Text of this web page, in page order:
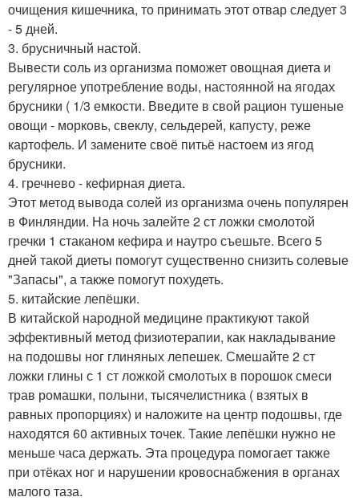
очищения кишечника, то принимать этот отвар следует 3
- 5 дней.
3. брусничный настой.
Вывести соль из организма поможет овощная диета и
регулярное употребление воды, настоянной на ягодах
брусники ( 1/3 емкости. Введите в свой рацион тушеные
овощи - морковь, свеклу, сельдерей, капусту, реже
картофель. И замените своё питьё настоем из ягод
брусники.
4. гречнево - кефирная диета.
Этот метод вывода солей из организма очень популярен
в Финляндии. На ночь залейте 2 ст ложки смолотой
гречки 1 стаканом кефира и наутро съешьте. Всего 5
дней такой диеты помогут существенно снизить солевые
"Запасы", а также помогут похудеть.
5. китайские лепёшки.
В китайской народной медицине практикуют такой
эффективный метод физиотерапии, как накладывание
на подошвы ног глиняных лепешек. Смешайте 2 ст
ложки глины с 1 ст ложкой смолотых в порошок смеси
трав ромашки, полыни, тысячелистника ( взятых в
равных пропорциях) и наложите на центр подошвы, где
находятся 60 активных точек. Такие лепёшки нужно не
меньше часа держать. Эта процедура помогает также
при отёках ног и нарушении кровоснабжения в органах
малого таза.